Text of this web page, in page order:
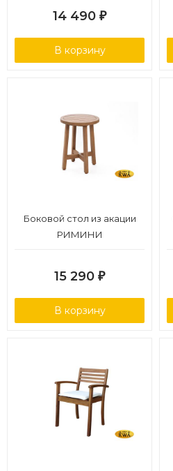
14 490 ₽
В корзину
Боковой стол из акации
РИМИНИ
15 290 ₽
В корзину